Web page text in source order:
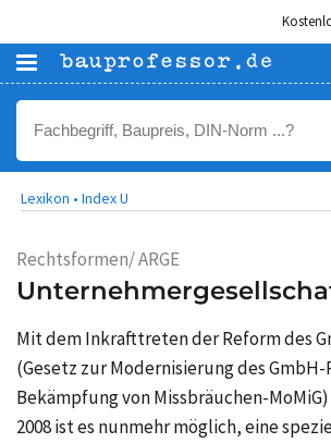
Lexikon • Index U
Rechtsformen/ ARGE
Mit dem Inkrafttreten der Reform des
(Gesetz zur Modernisierung des
Bekämpfung von Missbräuchen-
2008 ist es nunmehr möglich, eine